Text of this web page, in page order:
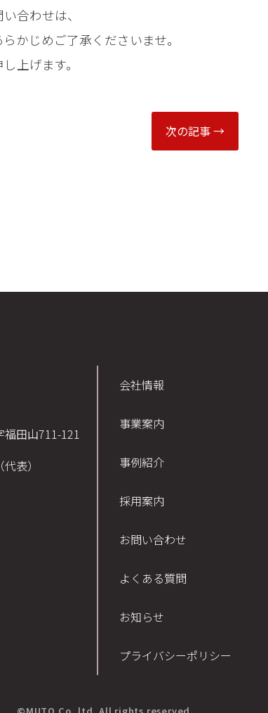
合わせは、
かじめご了承くださいませ。
上げます。
次の記事 →
福田山711-121
表）
会社情報
事業案内
事例紹介
採用案内
お問い合わせ
よくある質問
お知らせ
プライバシーポリシー
©MUTO Co.,ltd. All rights reserved.